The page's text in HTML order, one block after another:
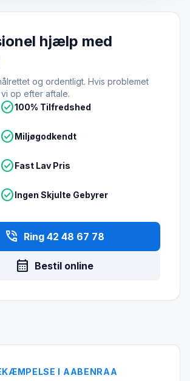
hjælp med
og ordentligt. Hvis problemet
op efter aftale.
check_circle100% Tilfredshed
check_circleMiljøgodkendt
check_circleFast Lav Pris
check_circleIngen Skjulte Gebyrer
phone_in_talk Ring 42 48 67 78
calendar_month Bestil online
I AABENRAA